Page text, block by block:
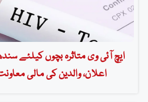
ایچ آئی وی متاثرہ بچوں کیلئے
اعلان، والدین کی مالی